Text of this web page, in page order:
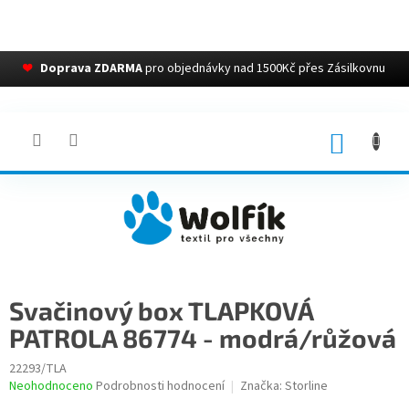
❤ Doprava ZDARMApro objednávky nad 1500Kč přes Zásilkovnu
Svačinový box TLAPKOVÁ
PATROLA 86774 - modrá/růžová
22293/TLA
Průměrné
Neohodnoceno Podrobnosti hodnocení Značka: Storline